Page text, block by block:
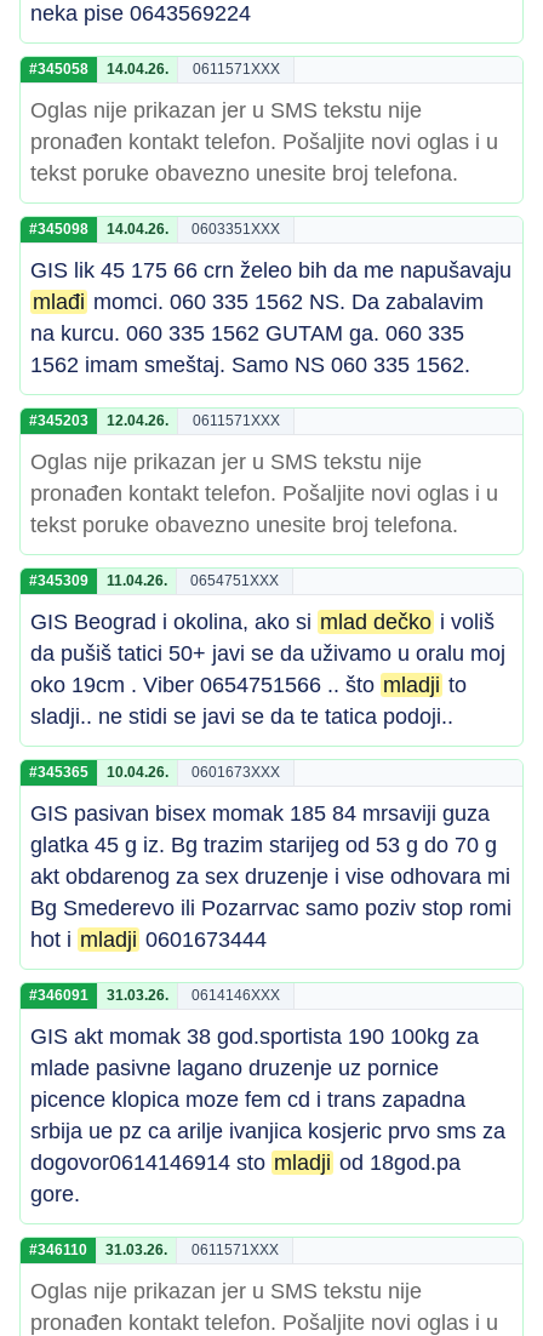
neka pise 0643569224
#345058 14.04.26. 0611571XXX
Oglas nije prikazan jer u SMS tekstu nije
pronađen kontakt telefon. Pošaljite novi oglas i u
tekst poruke obavezno unesite broj telefona.
#345098 14.04.26. 0603351XXX
GIS lik 45 175 66 crn želeo bih da me napušavaju
mlađi momci. 060 335 1562 NS. Da zabalavim
na kurcu. 060 335 1562 GUTAM ga. 060 335
1562 imam smeštaj. Samo NS 060 335 1562.
#345203 12.04.26. 0611571XXX
Oglas nije prikazan jer u SMS tekstu nije
pronađen kontakt telefon. Pošaljite novi oglas i u
tekst poruke obavezno unesite broj telefona.
#345309 11.04.26. 0654751XXX
GIS Beograd i okolina, ako si mlad dečko i voliš
da pušiš tatici 50+ javi se da uživamo u oralu moj
oko 19cm . Viber 0654751566 .. što mladji to
sladji.. ne stidi se javi se da te tatica podoji..
#345365 10.04.26. 0601673XXX
GIS pasivan bisex momak 185 84 mrsaviji guza
glatka 45 g iz. Bg trazim starijeg od 53 g do 70 g
akt obdarenog za sex druzenje i vise odhovara mi
Bg Smederevo ili Pozarrvac samo poziv stop romi
hot i mladji 0601673444
#346091 31.03.26. 0614146XXX
GIS akt momak 38 god.sportista 190 100kg za
mlade pasivne lagano druzenje uz pornice
picence klopica moze fem cd i trans zapadna
srbija ue pz ca arilje ivanjica kosjeric prvo sms za
dogovor0614146914 sto mladji od 18god.pa
gore.
#346110 31.03.26. 0611571XXX
Oglas nije prikazan jer u SMS tekstu nije
pronađen kontakt telefon. Pošaljite novi oglas i u